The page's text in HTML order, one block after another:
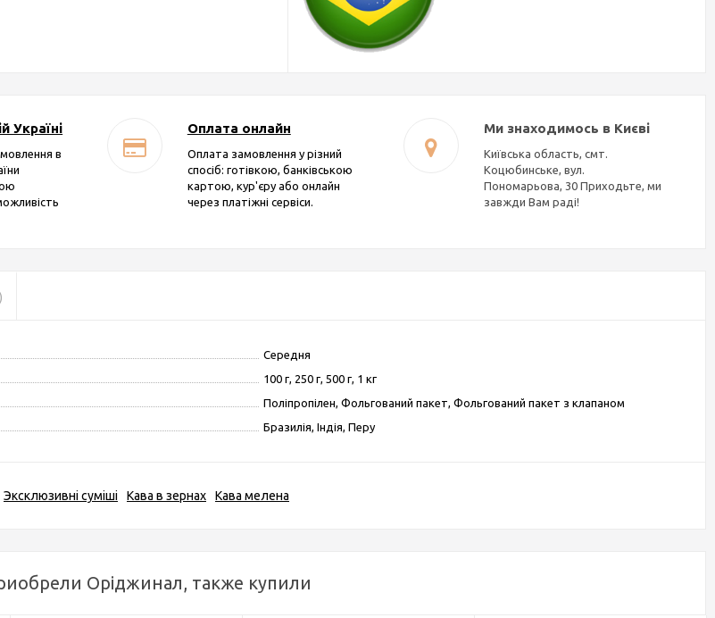
Україні
в
Оплата онлайн
Оплата замовлення у різний
спосіб: готівкою, банківською
картою, кур'єру або онлайн
через платіжні сервіси.
Ми знаходимось в Києві
Київська область, смт.
Коцюбинське, вул.
Пономарьова, 30 Приходьте, ми
завжди Вам раді!
Середня
100 г, 250 г, 500 г, 1 кг
Поліпропілен, Фольгований пакет, Фольгований пакет з клапаном
Бразилія, Індія, Перу
Эксклюзивні суміші Кава в зернах Кава мелена
Оріджинал, также купили